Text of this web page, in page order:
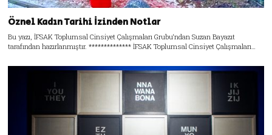
Öznel Kadın Tarihi İzinden Notlar
Bu yazı, İFSAK Toplumsal Cinsiyet Çalışmaları Grubu‘ndan Suzan Bayazıt
tarafından hazırlanmıştır. ************** İFSAK Toplumsal Cinsiyet Çalışmaları…